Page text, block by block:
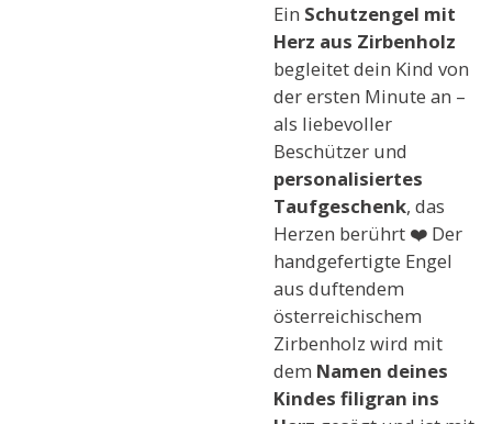
Ein Schutzengel mit
Herz aus Zirbenholz
begleitet dein Kind von
der ersten Minute an –
als liebevoller
Beschützer und
personalisiertes
Taufgeschenk, das
Herzen berührt ❤️ Der
handgefertigte Engel
aus duftendem
österreichischem
Zirbenholz wird mit
dem Namen deines
Kindes filigran ins